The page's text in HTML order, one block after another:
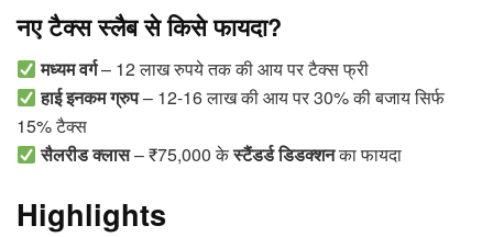
नए टैक्स स्लैब से किसे फायदा?
मध्यम वर्ग– 12 लाख रुपये तक की आय पर टैक्स फ्री
हाई इनकम ग्रुप– 12-16 लाख की आय पर 30% की बजाय सिर्फ
15% टैक्स
सैलरीड क्लास– ₹75,000 केस्टैंडर्ड डिडक्शनका फायदा
Highlights